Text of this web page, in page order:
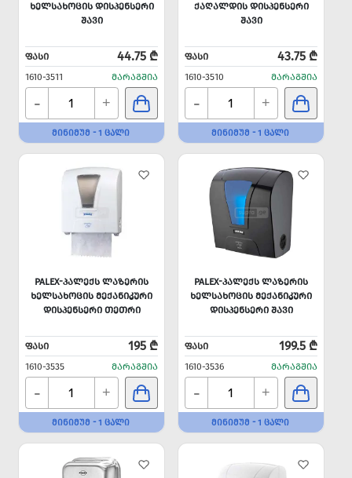
ᲮᲔᲚᲡᲐᲮᲝᲪᲘᲡ ᲓᲘᲡᲞᲔᲜᲡᲔᲠᲘ
ᲨᲐᲕᲘ
ᲤᲐᲡᲘ 44.75 ₾
1610-3511 ᲛᲐᲠᲐᲒᲨᲘᲐ
- +
ᲛᲘᲜᲘᲛᲣᲛ - 1 ᲪᲐᲚᲘ
ᲥᲐᲦᲐᲚᲓᲘᲡ ᲓᲘᲡᲞᲔᲜᲡᲔᲠᲘ
ᲨᲐᲕᲘ
ᲤᲐᲡᲘ 43.75 ₾
1610-3510 ᲛᲐᲠᲐᲒᲨᲘᲐ
- +
ᲛᲘᲜᲘᲛᲣᲛ - 1 ᲪᲐᲚᲘ
PALEX-ᲞᲐᲚᲔᲥᲡ ᲚᲐᲖᲔᲠᲘᲡ
ᲮᲔᲚᲡᲐᲮᲝᲪᲘᲡ ᲛᲔᲥᲐᲜᲘᲙᲣᲠᲘ
ᲓᲘᲡᲞᲔᲜᲡᲔᲠᲘ ᲗᲔᲗᲠᲘ
ᲤᲐᲡᲘ 195 ₾
1610-3535 ᲛᲐᲠᲐᲒᲨᲘᲐ
- +
ᲛᲘᲜᲘᲛᲣᲛ - 1 ᲪᲐᲚᲘ
PALEX-ᲞᲐᲚᲔᲥᲡ ᲚᲐᲖᲔᲠᲘᲡ
ᲮᲔᲚᲡᲐᲮᲝᲪᲘᲡ ᲛᲔᲥᲐᲜᲘᲙᲣᲠᲘ
ᲓᲘᲡᲞᲔᲜᲡᲔᲠᲘ ᲨᲐᲕᲘ
ᲤᲐᲡᲘ 199.5 ₾
1610-3536 ᲛᲐᲠᲐᲒᲨᲘᲐ
- +
ᲛᲘᲜᲘᲛᲣᲛ - 1 ᲪᲐᲚᲘ